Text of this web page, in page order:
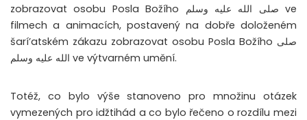
zobrazovat osobu Posla Božího
ve
filmech a animacích, postavený na dobře doloženém
šarí’atském zákazu zobrazovat osobu Posla Božího صلى
ve výtvarném umění.
Totéž, co bylo výše stanoveno pro množinu otázek
vymezených pro idžtihád a co bylo řečeno o rozdílu mezi